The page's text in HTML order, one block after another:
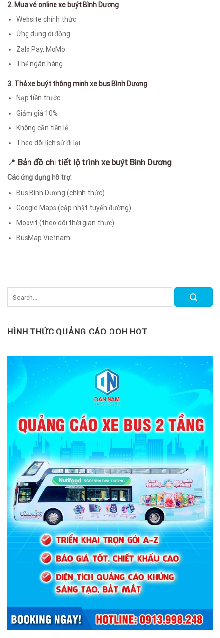
2. Mua vé online xe buýt Bình Dương
Website chính thức
Ứng dụng di động
Zalo Pay, MoMo
Thẻ ngân hàng
3. Thẻ xe buýt thông minh xe bus Bình Dương
Nạp tiền trước
Giảm giá 10%
Không cần tiền lẻ
Theo dõi lịch sử đi lại
📍 Bản đồ chi tiết lộ trình xe buýt Bình Dương
Các ứng dụng hỗ trợ:
Bus Bình Dương (chính thức)
Google Maps (cập nhật tuyến đường)
Moovit (theo dõi thời gian thực)
BusMap Vietnam
HÌNH THỨC QUẢNG CÁO OOH HOT